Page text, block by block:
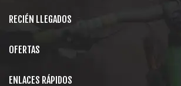
RECIÉN LLEGADOS
OFERTAS
ENLACES RÁPIDOS